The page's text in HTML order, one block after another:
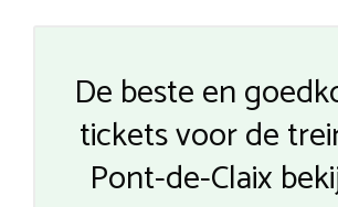
De beste en
tickets voor de
Pont-de-Claix